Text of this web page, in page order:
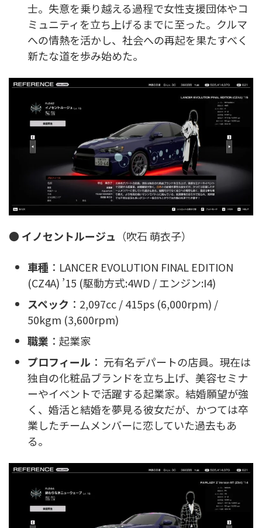
士。失意を乗り越える過程で女性支援団体やコ
ミュニティを立ち上げるまでに至った。クルマ
への情熱を活かし、社会への再起を果たすべく
新たな道を歩み始めた。
● イノセントルージュ （吹石 萌衣子）
車種 ：LANCER EVOLUTION FINAL EDITION
(CZ4A) ’15 (駆動方式:4WD / エンジン:I4)
スペック ：2,097cc / 415ps (6,000rpm) /
50kgm (3,600rpm)
職業 ：起業家
プロフィール ： 元有名デパートの店員。現在は
独自の化粧品ブランドを立ち上げ、美容セミナ
ーやイベントで活躍する起業家。結婚願望が強
く、婚活と結婚を夢見る彼女だが、かつては卒
業したチームメンバーに恋していた過去もあ
る。